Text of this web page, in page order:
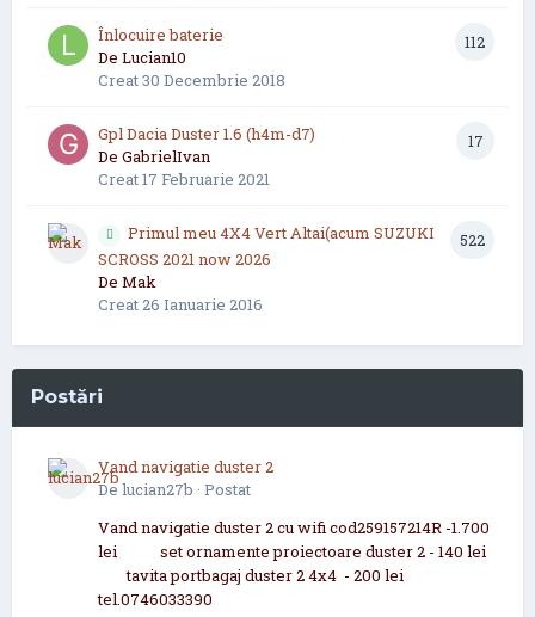
112
Înlocuire baterie
De Lucian10
Creat30 Decembrie 2018
17
Gpl Dacia Duster 1.6 (h4m-d7)
De GabrielIvan
Creat17 Februarie 2021
522
Primul meu 4X4 Vert Altai(acum SUZUKI
SCROSS 2021 now 2026
De Mak
Creat26 Ianuarie 2016
Postări
Vand navigatie duster 2
Delucian27b · Postat
Vand navigatie duster 2 cu wifi cod259157214R -1.700
lei set ornamente proiectoare duster 2 - 140 lei
tavita portbagaj duster 2 4x4 - 200 lei
tel.0746033390